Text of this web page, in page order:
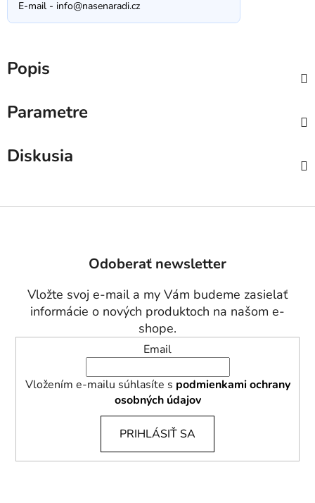
E-mail - info@nasenaradi.cz
Popis
Parametre
Diskusia
Odoberať newsletter
Vložte svoj e-mail a my Vám budeme zasielať
informácie o nových produktoch na našom e-
shope.
Email
Vložením e-mailu súhlasíte s podmienkami ochrany
osobných údajov
PRIHLÁSIŤ SA